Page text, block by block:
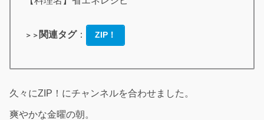
＞＞ 関連タグ： ZIP！
久々にZIP！にチャンネルを合わせました。
爽やかな金曜の朝。